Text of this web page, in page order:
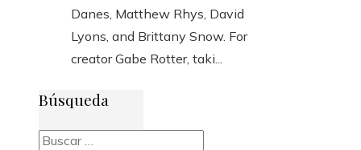
Danes, Matthew Rhys, David
Lyons, and Brittany Snow. For
creator Gabe Rotter, taki...
Búsqueda
Buscar: